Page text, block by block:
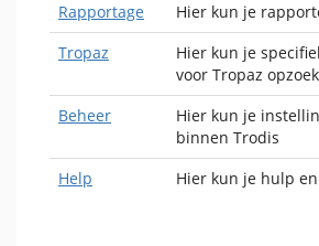
Rapportage
Hier kun je
Tropaz
Hier kun je
voor Tropaz
Beheer
Hier kun je
binnen Trodis
Help
Hier kun je hulp